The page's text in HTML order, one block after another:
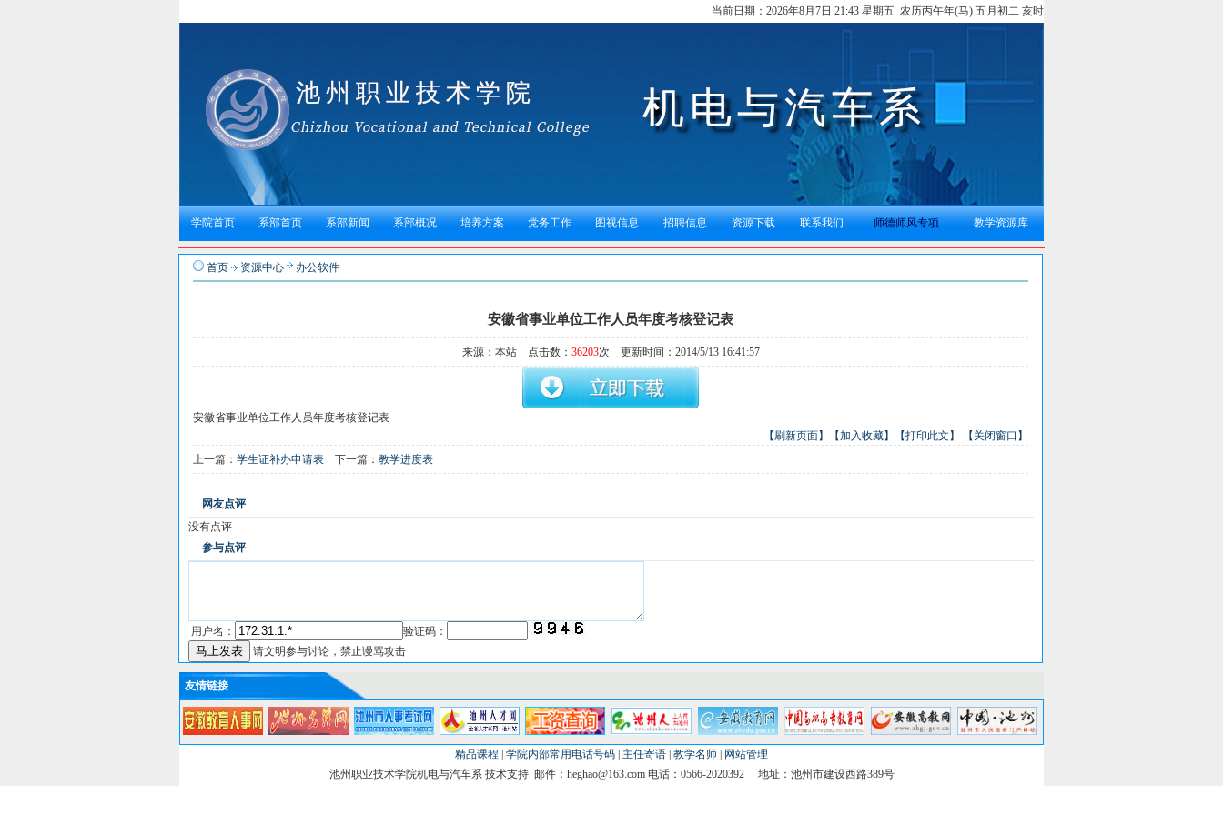
当前日期： 2026年8月7日 21:43 星期五 农历丙午年(马) 五月初二 亥时
学院首页 系部首页 系部新闻 系部概况 培养方案 党务工作 图视信息 招聘信息 资源下载 联系我们 师德师风专项 教学资源库
首页 资源中心 办公软件
安徽省事业单位工作人员年度考核登记表
来源：本站 点击数： 36203次 更新时间：2014/5/13 16:41:57
安徽省事业单位工作人员年度考核登记表
【刷新页面】
【加入收藏】 【打印此文】
【关闭窗口】
上一篇： 学生证补办申请表 下一篇： 教学进度表
网友点评
没有点评
参与点评
用户名：
验证码：
请文明参与讨论，禁止谩骂攻击
友情链接
精品课程 学院内部常用电话号码 主任寄语 教学名师
网站管理
池州职业技术学院机电与汽车系 技术支持 邮件：heghao@163.com 电话：0566-2020392 地址：池州市建设西路389号